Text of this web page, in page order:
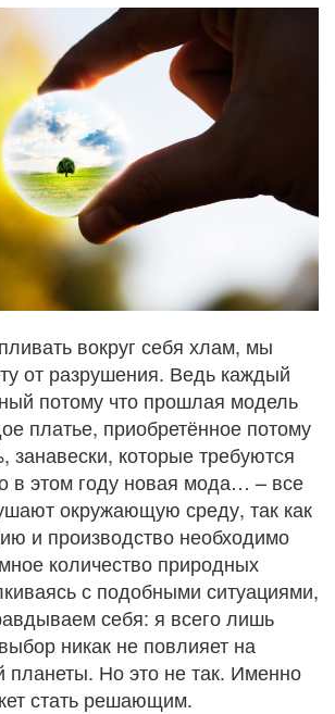
вокруг себя хлам, мы
от разрушения. Ведь каждый
потому что прошлая модель
платье, приобретённое потому
занавески, которые требуются
в этом году новая мода… – все
окружающую среду, так как
и производство необходимо
количество природных
с подобными ситуациями,
себя: я всего лишь
никак не повлияет на
планеты. Но это не так. Именно
стать решающим.